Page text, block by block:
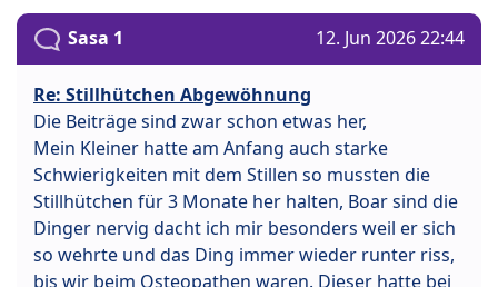
Sasa 1 12. Jun 2026 22:44
Re: Stillhütchen Abgewöhnung
Die Beiträge sind zwar schon etwas her,
Mein Kleiner hatte am Anfang auch starke
Schwierigkeiten mit dem Stillen so mussten die
Stillhütchen für 3 Monate her halten, Boar sind die
Dinger nervig dacht ich mir besonders weil er sich
so wehrte und das Ding immer wieder runter riss,
bis wir beim Osteopathen waren. Dieser hatte bei